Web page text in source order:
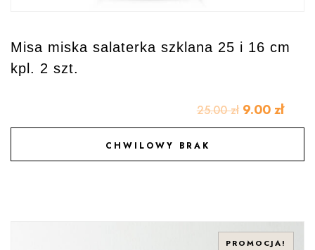
Misa miska salaterka szklana 25 i 16 cm
kpl. 2 szt.
25.00zł 9.00 zł
CHWILOWY BRAK
DODAJ DO ULUBIONYCH
PROMOCJA!